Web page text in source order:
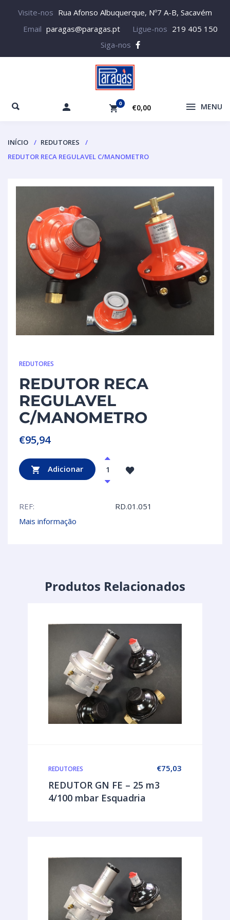
Visite-nos Rua Afonso Albuquerque, Nº7 A-B, Sacavém
Email paragas@paragas.pt Ligue-nos 219 405 150
Siga-nos
0 €0,00 MENU
INÍCIO
REDUTORES
REDUTOR RECA REGULAVEL C/MANOMETRO
REDUTORES
REDUTOR RECA
REGULAVEL
C/MANOMETRO
€95,94
Adicionar
REF:
RD.01.051
Mais informação
Produtos Relacionados
€75,03
REDUTORES
REDUTOR GN FE – 25 m3
4/100 mbar Esquadria